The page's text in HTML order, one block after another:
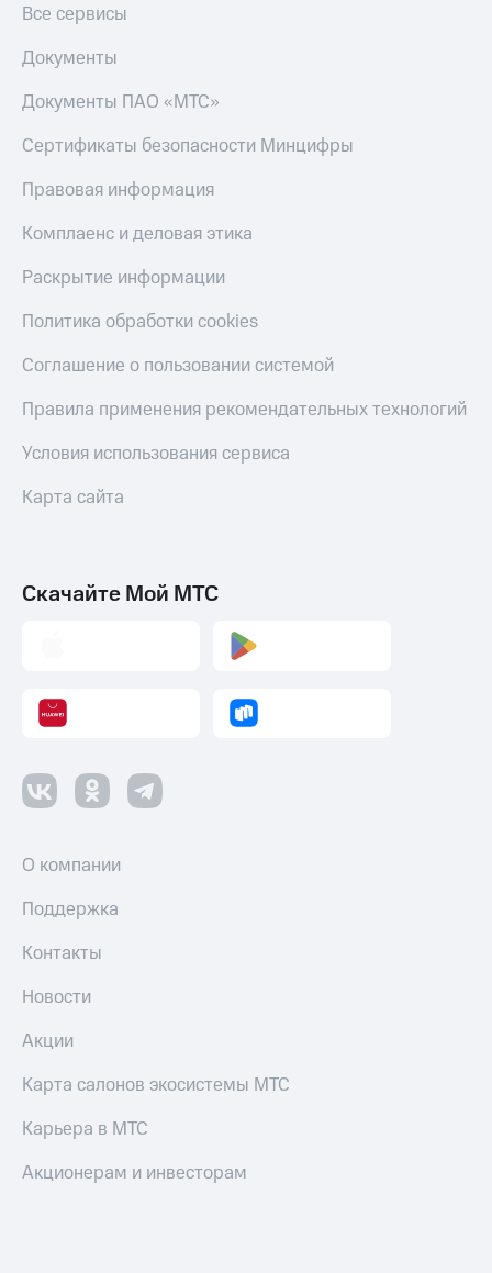
Все сервисы
Документы
Документы ПАО «МТС»
Сертификаты безопасности Минцифры
Правовая информация
Комплаенс и деловая этика
Раскрытие информации
Политика обработки cookies
Соглашение о пользовании системой
Правила применения рекомендательных технологий
Условия использования сервиса
Карта сайта
Скачайте Мой МТС
О компании
Поддержка
Контакты
Новости
Акции
Карта салонов экосистемы МТС
Карьера в МТС
Акционерам и инвесторам